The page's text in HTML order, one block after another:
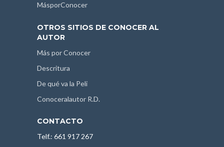
MásporConocer
OTROS SITIOS DE CONOCER AL
AUTOR
Más por Conocer
Descritura
De qué va la Peli
Conoceralautor R.D.
CONTACTO
Telf.: 661 917 267